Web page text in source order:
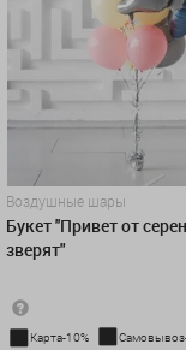
Воздушные шары
Букет ''Привет от
зверят"
Карта-10%